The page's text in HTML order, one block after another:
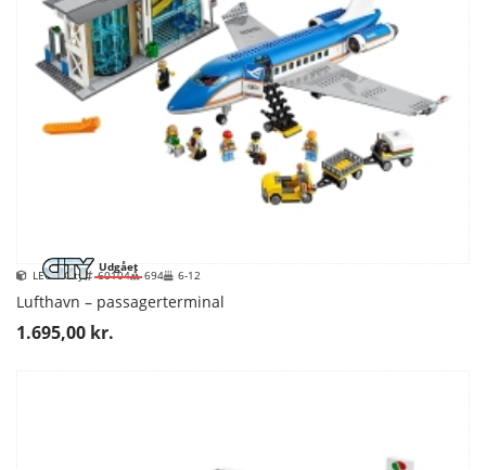
Udgået
LEGO City 60104 694 6-12
Lufthavn – passagerterminal
1.695,00 kr.